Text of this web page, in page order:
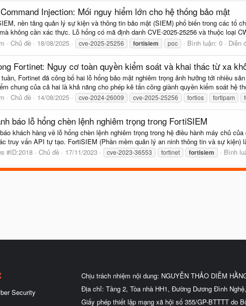
Injection: Mối nguy hiểm lớn cho hệ thống bảo mật
nền tảng quản lý sự kiện và thông tin bảo mật (SIEM) phổ biến trong các tổ
không cần xác thực. Lỗ hổng có mã định danh CVE-2025-25256 và thuộc loại
Chủ đề 18/08/2025 cve-2025-25256 fortisiem poc Bình luận: 0 Diễn
Fortinet: Nguy cơ toàn quyền kiểm soát và khai thác từ xa
Fortinet đã công bố hai lỗ hổng bảo mật nghiêm trọng ảnh hưởng tới nhiều
chung của cả hai là khả năng cho phép kẻ tấn công giành quyền kiểm soát hệ
Chủ đề 14/08/2025 cve-2024-26009 cve-2025-25256 fortios fortipam
báo lỗ hổng chèn lệnh nghiêm trọng trong FortiSIEM
khách hàng về lỗ hổng chèn lệnh nghiêm trọng trong hệ điều hành máy chủ
truy vấn API tự tạo. FortiSIEM (Phần mềm quản lý an ninh thông tin và sự kiện)
#ID:2018
Chủ đề 17/11/2023 cve-2023-36553 fortinet fortisiem Bình
Security
Chịu trách nhiệm nội dung: NGUYỄN THẢO DIỄM
Địa chỉ: Tầng 2, Tòa nhà HH1, Đường Dương Đình
Giấy phép thiết lập mạng xã hội số 355/GP-BTTTT do